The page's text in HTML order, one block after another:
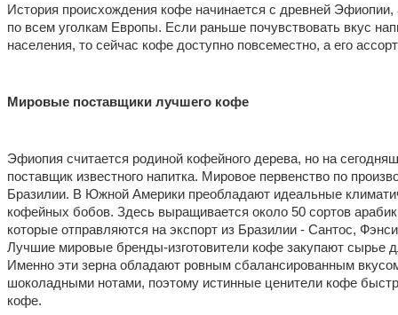
История происхождения кофе начинается с древней Эфиопии,
по всем уголкам Европы. Если раньше почувствовать вкус
населения, то сейчас кофе доступно повсеместно, а его
Мировые поставщики лучшего кофе
Эфиопия считается родиной кофейного дерева, но на
поставщик известного напитка. Мировое первенство по
Бразилии. В Южной Америки преобладают идеальные
кофейных бобов. Здесь выращивается около 50 сортов
которые отправляются на экспорт из Бразилии - Сантос,
Лучшие мировые бренды-изготовители кофе закупают сырье
Именно эти зерна обладают ровным сбалансированным
шоколадными нотами, поэтому истинные ценители кофе
кофе.